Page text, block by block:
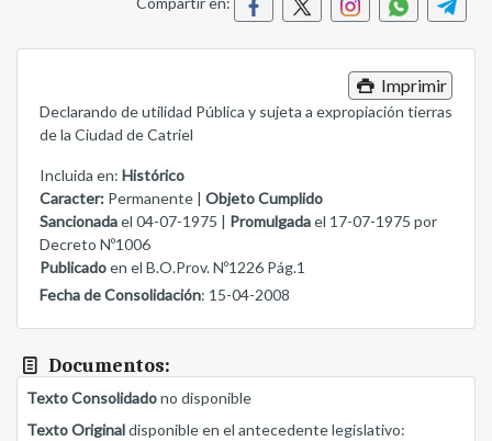
Imprimir
Declarando de utilidad Pública y sujeta a expropiación tierras
de la Ciudad de Catriel
Incluida en: Histórico
Caracter: Permanente | Objeto Cumplido
Sancionadael 04-07-1975 | Promulgadael 17-07-1975 por
Decreto Nº1006
Publicadoen el B.O.Prov. Nº1226 Pág.1
Fecha de Consolidación: 15-04-2008
Documentos:
Texto Consolidadono disponible
Texto Originaldisponible en el antecedente legislativo: